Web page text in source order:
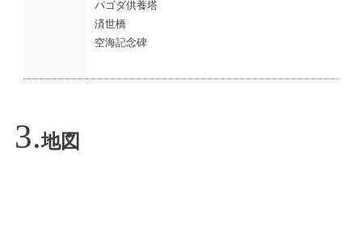
パゴダ供養塔
済世橋
空海記念碑
地図